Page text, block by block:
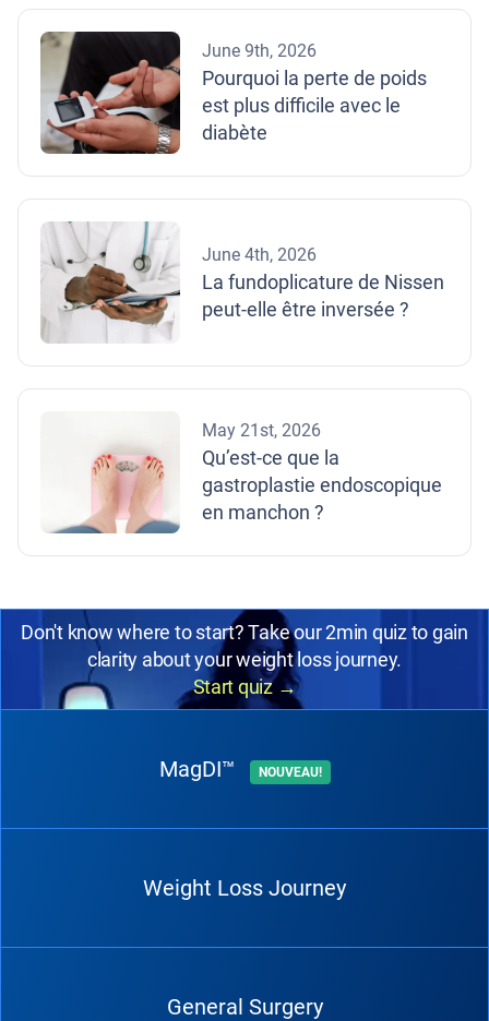
June 9th, 2026
Pourquoi la perte de poids
est plus difficile avec le
diabète
June 4th, 2026
La fundoplicature de Nissen
peut-elle être inversée ?
May 21st, 2026
Qu’est-ce que la
gastroplastie endoscopique
en manchon ?
Don't know where to start? Take our 2min quiz to gain
clarity about your weight loss journey.
Start quiz→
MagDI™ NOUVEAU!
Weight Loss Journey
General Surgery